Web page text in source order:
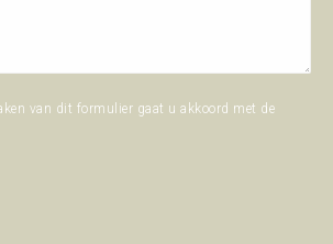
van dit formulier gaat u akkoord met de